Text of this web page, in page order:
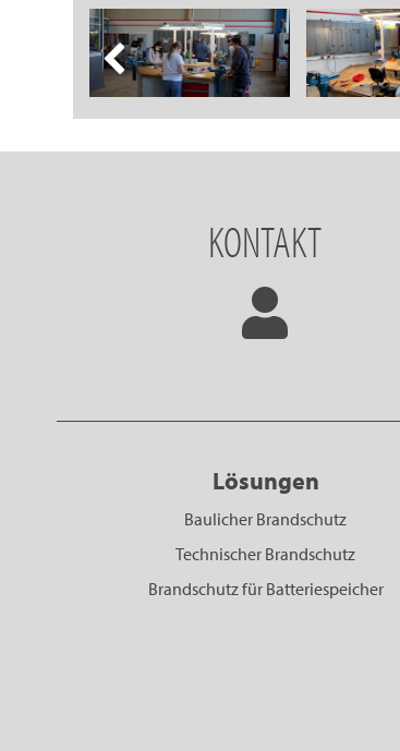
KONTAKT
Lösungen
Baulicher Brandschutz
Technischer Brandschutz
Brandschutz für Batteriespeicher